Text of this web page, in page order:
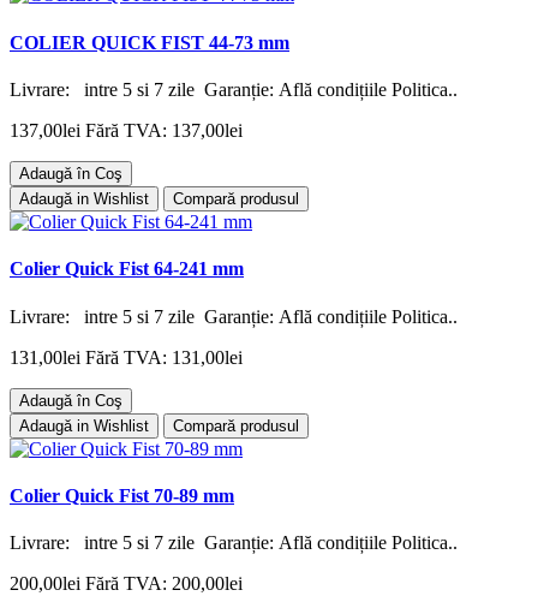
COLIER QUICK FIST 44-73 mm
Livrare: intre 5 si 7 zile Garanție: Află condițiile Politica..
137,00lei Fără TVA: 137,00lei
Adaugă în Coş
Adaugă in Wishlist
Compară produsul
Colier Quick Fist 64-241 mm
Livrare: intre 5 si 7 zile Garanție: Află condițiile Politica..
131,00lei Fără TVA: 131,00lei
Adaugă în Coş
Adaugă in Wishlist
Compară produsul
Colier Quick Fist 70-89 mm
Livrare: intre 5 si 7 zile Garanție: Află condițiile Politica..
200,00lei Fără TVA: 200,00lei